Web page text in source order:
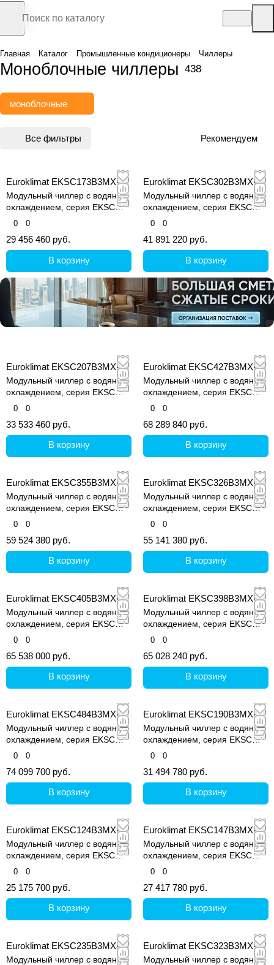
Главная Каталог Промышленные кондиционеры Чиллеры
Моноблочные чиллеры 438
моноблочные
Все фильтры Рекомендуем
Euroklimat EKSC173B3MXE
Модульный чиллер с водяным
охлаждением, серия EKSC
MARS Super II
0 0
29 456 460 руб.
В корзину
Euroklimat EKSC302B3MXE
Модульный чиллер с водяным
охлаждением, серия EKSC
MARS Super II
0 0
41 891 220 руб.
В корзину
Euroklimat EKSC207B3MXE
Модульный чиллер с водяным
охлаждением, серия EKSC
MARS Super II
0 0
33 533 460 руб.
В корзину
Euroklimat EKSC427B3MXE
Модульный чиллер с водяным
охлаждением, серия EKSC
MARS Super II
0 0
68 289 840 руб.
В корзину
Euroklimat EKSC355B3MXE
Модульный чиллер с водяным
охлаждением, серия EKSC
MARS Super II
0 0
59 524 380 руб.
В корзину
Euroklimat EKSC326B3MXE
Модульный чиллер с водяным
охлаждением, серия EKSC
MARS Super II
0 0
55 141 380 руб.
В корзину
Euroklimat EKSC405B3MXE
Модульный чиллер с водяным
охлаждением, серия EKSC
MARS Super II
0 0
65 538 000 руб.
В корзину
Euroklimat EKSC398B3MXE
Модульный чиллер с водяным
охлаждением, серия EKSC
MARS Super II
0 0
65 028 240 руб.
В корзину
Euroklimat EKSC484B3MXE
Модульный чиллер с водяным
охлаждением, серия EKSC
MARS Super II
0 0
74 099 700 руб.
В корзину
Euroklimat EKSC190B3MXE
Модульный чиллер с водяным
охлаждением, серия EKSC
MARS Super II
0 0
31 494 780 руб.
В корзину
Euroklimat EKSC124B3MXE
Модульный чиллер с водяным
охлаждением, серия EKSC
MARS Super II
0 0
25 175 700 руб.
В корзину
Euroklimat EKSC147B3MXE
Модульный чиллер с водяным
охлаждением, серия EKSC
MARS Super II
0 0
27 417 780 руб.
В корзину
Euroklimat EKSC235B3MXE
Модульный чиллер с водяным
Euroklimat EKSC323B3MXE
Модульный чиллер с водяным